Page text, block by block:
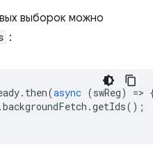
выборок можно
:
. then(async (swReg) =>
.backgroundFetch .getIds();